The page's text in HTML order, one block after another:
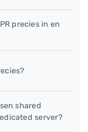
precies in en
shared
server?